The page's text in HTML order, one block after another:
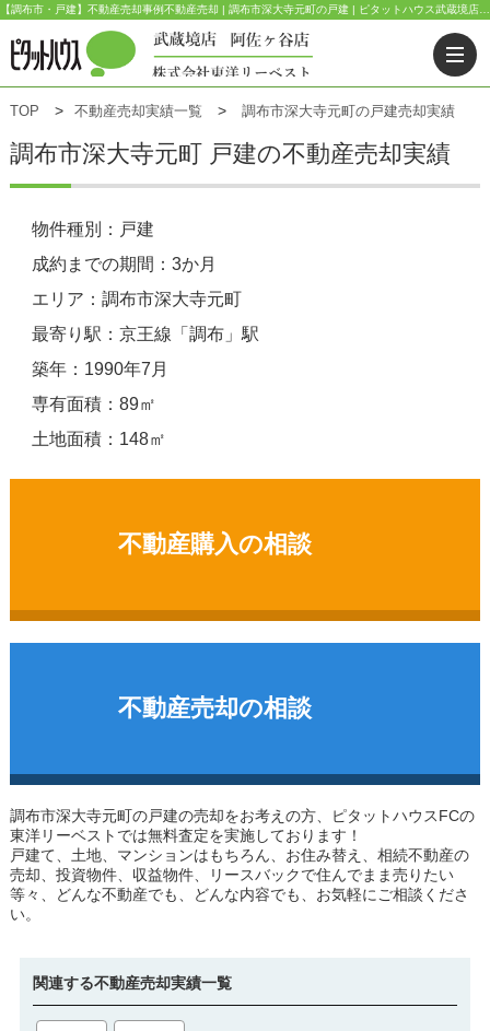
TOP 不動産売却実績一覧 調布市深大寺元町の戸建売却実績
調布市深大寺元町 戸建の不動産売却実績
物件種別：戸建
成約までの期間：3か月
エリア：調布市深大寺元町
最寄り駅：京王線「調布」駅
築年：1990年7月
専有面積：89㎡
土地面積：148㎡
不動産購入の相談
不動産売却の相談
調布市深大寺元町の戸建の売却をお考えの方、ピタットハウスFCの
東洋リーベストでは無料査定を実施しております！
戸建て、土地、マンションはもちろん、お住み替え、相続不動産の
売却、投資物件、収益物件、リースバックで住んでまま売りたい
等々、どんな不動産でも、どんな内容でも、お気軽にご相談くださ
い。
関連する不動産売却実績一覧